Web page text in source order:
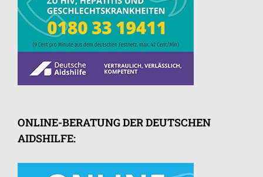
ONLINE-BERATUNG DER DEUTSCHEN
AIDSHILFE: